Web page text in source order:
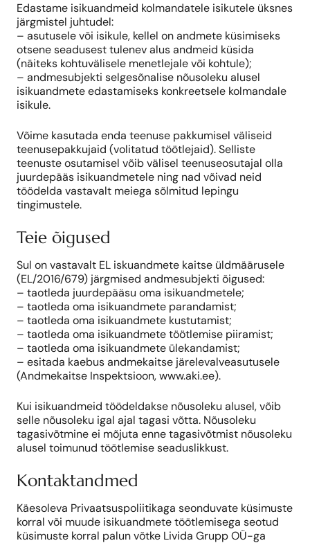
Edastame isikuandmeid kolmandatele isikutele üksnes
järgmistel juhtudel:
– asutusele või isikule, kellel on andmete küsimiseks
otsene seadusest tulenev alus andmeid küsida
(näiteks kohtuvälisele menetlejale või kohtule);
– andmesubjekti selgesõnalise nõusoleku alusel
isikuandmete edastamiseks konkreetsele kolmandale
isikule.
Võime kasutada enda teenuse pakkumisel väliseid
teenusepakkujaid (volitatud töötlejaid). Selliste
teenuste osutamisel võib välisel teenuseosutajal olla
juurdepääs isikuandmetele ning nad võivad neid
töödelda vastavalt meiega sõlmitud lepingu
tingimustele.
Teie õigused
Sul on vastavalt EL iskuandmete kaitse üldmäärusele
(EL/2016/679) järgmised andmesubjekti õigused:
– taotleda juurdepääsu oma isikuandmetele;
– taotleda oma isikuandmete parandamist;
– taotleda oma isikuandmete kustutamist;
– taotleda oma isikuandmete töötlemise piiramist;
– taotleda oma isikuandmete ülekandamist;
– esitada kaebus andmekaitse järelevalveasutusele
(Andmekaitse Inspektsioon, www.aki.ee).
Kui isikuandmeid töödeldakse nõusoleku alusel, võib
selle nõusoleku igal ajal tagasi võtta. Nõusoleku
tagasivõtmine ei mõjuta enne tagasivõtmist nõusoleku
alusel toimunud töötlemise seaduslikkust.
Kontaktandmed
Käesoleva Privaatsuspoliitikaga seonduvate küsimuste
korral või muude isikuandmete töötlemisega seotud
küsimuste korral palun võtke Livida Grupp OÜ-ga